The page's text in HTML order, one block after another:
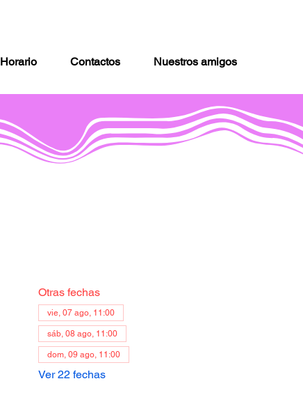
Horario Contactos Nuestros amigos
Otras fechas
vie, 07 ago, 11:00
sáb, 08 ago, 11:00
dom, 09 ago, 11:00
Ver 22 fechas